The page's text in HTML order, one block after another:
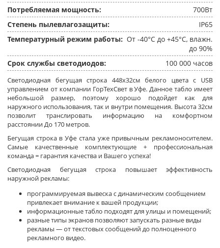
Потребляемая мощность:
700Вт
Степень пылевлагозащиты:
IP65
Температурный режим работы: От -40°C до +45°C, влажн.
до 90%
Срок службы светодиодов:
100 000 часов
Светодиодная бегущая строка 448x32см белого цвета c USB
управлением от компании ГорТехСвет в Уфе. Данное табло имеет
небольшой размер, поэтому хорошо подойдет как для
наружного использования, так и внутри помещения. Высота 32см
позволит транслировать информацию на комфортном
расстоянии До 170 метров.
Бегущая строка в Уфе стала уже привычным рекламоносителем.
Самые качественные комплектующие + профессиональная
команда = гарантия качества и Вашего успеха!
Светодиодная бегущая строка повышает эффективность
наружной рекламы:
программируемая вывеска с динамическим сообщением
привлекает внимание к вашей продукции;
информационные табло подходят для улицы и помещений;
разные типы экранов позволяют запускать разные виды
рекламы — от текстовых сообщений до полноценного
рекламного видео.